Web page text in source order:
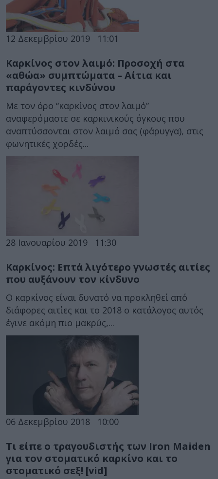
12 Δεκεμβρίου 2019 11:01
Καρκίνος στον λαιμό: Προσοχή στα
«αθώα» συμπτώματα – Αίτια και
παράγοντες κινδύνου
Με τον όρο “καρκίνος στον λαιμό”
αναφερόμαστε σε καρκινικούς όγκους που
αναπτύσσονται στον λαιμό σας (φάρυγγα), στις
φωνητικές χορδές...
28 Ιανουαρίου 2019 11:30
Καρκίνος: Επτά λιγότερο γνωστές αιτίες
που αυξάνουν τον κίνδυνο
Ο καρκίνος είναι δυνατό να προκληθεί από
διάφορες αιτίες και το 2018 ο κατάλογος αυτός
έγινε ακόμη πιο μακρύς,...
06 Δεκεμβρίου 2018 10:00
Τι είπε ο τραγουδιστής των Iron Maiden
για τον στοματικό καρκίνο και το
στοματικό σεξ! [vid]